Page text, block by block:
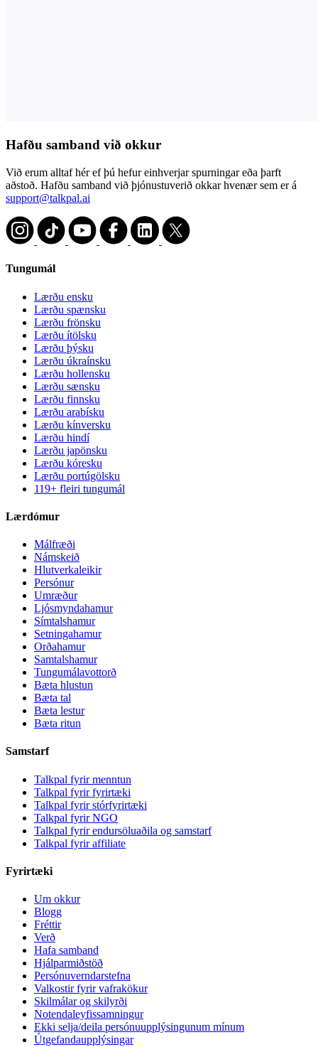
Hafðu samband við okkur
Við erum alltaf hér ef þú hefur einhverjar spurningar eða þarft
aðstoð. Hafðu samband við þjónustuverið okkar hvenær sem er á
support@talkpal.ai
Tungumál
Lærðu ensku
Lærðu spænsku
Lærðu frönsku
Lærðu ítölsku
Lærðu þýsku
Lærðu úkraínsku
Lærðu hollensku
Lærðu sænsku
Lærðu finnsku
Lærðu arabísku
Lærðu kínversku
Lærðu hindí
Lærðu japönsku
Lærðu kóresku
Lærðu portúgölsku
119+ fleiri tungumál
Lærdómur
Málfræði
Námskeið
Hlutverkaleikir
Persónur
Umræður
Ljósmyndahamur
Símtalshamur
Setningahamur
Orðahamur
Samtalshamur
Tungumálavottorð
Bæta hlustun
Bæta tal
Bæta lestur
Bæta ritun
Samstarf
Talkpal fyrir menntun
Talkpal fyrir fyrirtæki
Talkpal fyrir stórfyrirtæki
Talkpal fyrir NGO
Talkpal fyrir endursöluaðila og samstarf
Talkpal fyrir affiliate
Fyrirtæki
Um okkur
Blogg
Fréttir
Verð
Hafa samband
Hjálparmiðstöð
Persónuverndarstefna
Valkostir fyrir vafrakökur
Skilmálar og skilyrði
Notendaleyfissamningur
Ekki selja/deila persónuupplýsingunum mínum
Útgefandaupplýsingar